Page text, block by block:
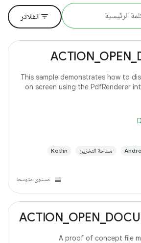
filter_listالفلاتر
This sample demonstrates how to
on screen using the PdfRenderer
مساحة التخزين Kotlin
مستوى متوسط
A proof of concept file